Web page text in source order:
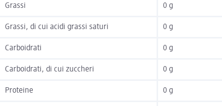
Grassi 0 g
Grassi, di cui acidi grassi saturi 0 g
Carboidrati 0 g
Carboidrati, di cui zuccheri 0 g
Proteine 0 g